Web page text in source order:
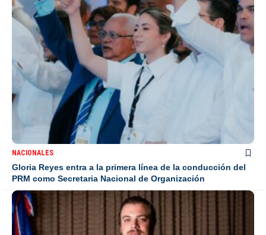
NACIONALES
Gloria Reyes entra a la primera línea de la conducción del
PRM como Secretaria Nacional de Organización